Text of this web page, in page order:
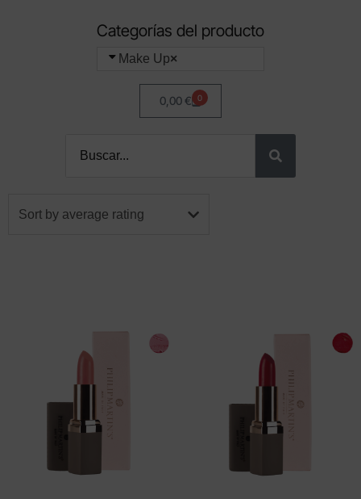
0,00 € 0
Categorías del producto
×
Make Up
Sort by average rating